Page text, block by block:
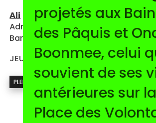
projetés aux
des Pâquis et
Boonmee, celui
souvient de ses
antérieures sur la
Place des
Ali
Adnan Al Rajeev
Bangladesh, Philippines · 2025 · 15’ |
JEU 25.06 — 21:30
PLEIN AIR